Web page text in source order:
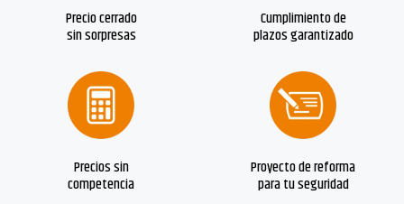
Precio cerrado
sin sorpresas
Cumplimiento de
plazos garantizado
Precios sin
competencia
Proyecto de reforma
para tu seguridad